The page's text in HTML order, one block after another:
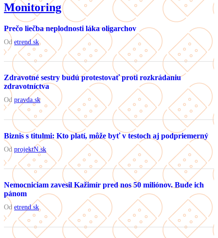
Monitoring
Prečo liečba neplodnosti láka oligarchov
Od etrend.sk
Zdravotné sestry budú protestovať proti rozkrádaniu
zdravotníctva
Od pravda.sk
Biznis s titulmi: Kto platí, môže byť v testoch aj podpriemerný
Od projektN.sk
Nemocniciam zavesil Kažimír pred nos 50 miliónov. Bude ich
pánom
Od etrend.sk